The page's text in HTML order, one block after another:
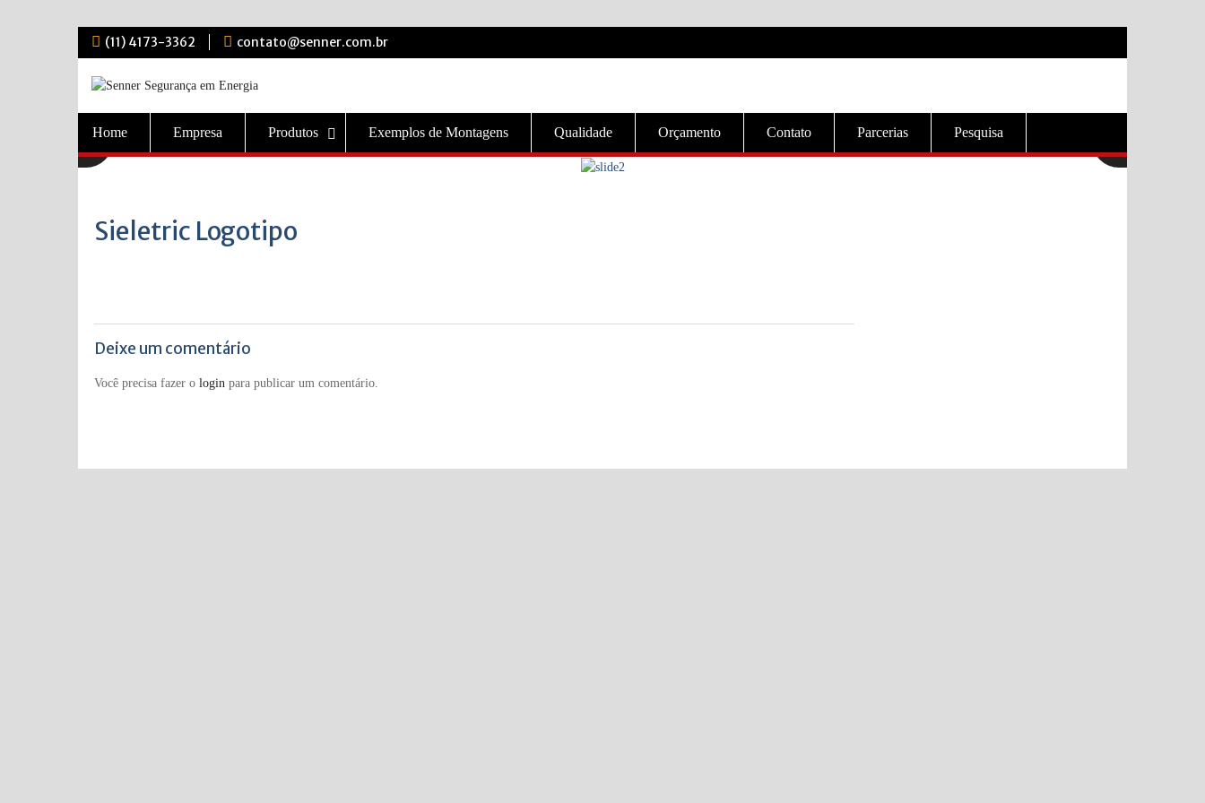
Skip
content
(11) 4173-3362 contato@senner.com.br
Home Empresa Produtos Exemplos de Montagens Qualidade Orçamento Contato Parcerias Pesquisa
Sieletric Logotipo
Deixe um comentário
Você precisa fazer o login para publicar um comentário.